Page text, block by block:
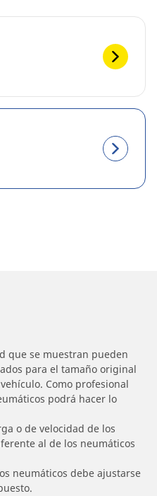
que se muestran pueden
para el tamaño original
Como profesional
podrá hacer lo
o de velocidad de los
al de los neumáticos
neumáticos debe ajustarse